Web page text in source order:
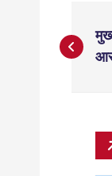
P
o